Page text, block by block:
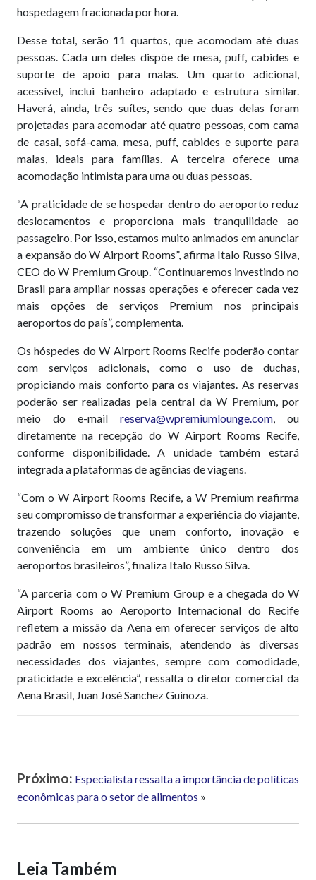
hospedagem fracionada por hora.
Desse total, serão 11 quartos, que acomodam até duas
pessoas. Cada um deles dispõe de mesa, puff, cabides e
suporte de apoio para malas. Um quarto adicional,
acessível, inclui banheiro adaptado e estrutura similar.
Haverá, ainda, três suítes, sendo que duas delas foram
projetadas para acomodar até quatro pessoas, com cama
de casal, sofá-cama, mesa, puff, cabides e suporte para
malas, ideais para famílias. A terceira oferece uma
acomodação intimista para uma ou duas pessoas.
“A praticidade de se hospedar dentro do aeroporto reduz
deslocamentos e proporciona mais tranquilidade ao
passageiro. Por isso, estamos muito animados em anunciar
a expansão do W Airport Rooms”, afirma Italo Russo Silva,
CEO do W Premium Group. “Continuaremos investindo no
Brasil para ampliar nossas operações e oferecer cada vez
mais opções de serviços Premium nos principais
aeroportos do país”, complementa.
Os hóspedes do W Airport Rooms Recife poderão contar
com serviços adicionais, como o uso de duchas,
propiciando mais conforto para os viajantes. As reservas
poderão ser realizadas pela central da W Premium, por
meio do e-mail reserva@wpremiumlounge.com, ou
diretamente na recepção do W Airport Rooms Recife,
conforme disponibilidade. A unidade também estará
integrada a plataformas de agências de viagens.
“Com o W Airport Rooms Recife, a W Premium reafirma
seu compromisso de transformar a experiência do viajante,
trazendo soluções que unem conforto, inovação e
conveniência em um ambiente único dentro dos
aeroportos brasileiros”, finaliza Italo Russo Silva.
“A parceria com o W Premium Group e a chegada do W
Airport Rooms ao Aeroporto Internacional do Recife
refletem a missão da Aena em oferecer serviços de alto
padrão em nossos terminais, atendendo às diversas
necessidades dos viajantes, sempre com comodidade,
praticidade e excelência”, ressalta o diretor comercial da
Aena Brasil, Juan José Sanchez Guinoza.
Próximo: Especialista ressalta a importância de políticas
econômicas para o setor de alimentos »
Leia Também